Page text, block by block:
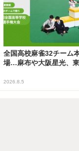
全国高校麻雀32チーム
場…麻布や大阪星光、
2026.8.5